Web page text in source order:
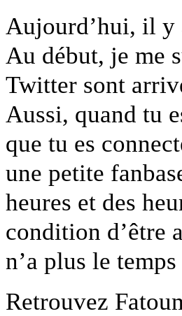
Aujourd’hui, il y
Au début, je me
Twitter sont
Aussi, quand tu
que tu es
une petite
heures et des
condition d’être
n’a plus le
Retrouvez